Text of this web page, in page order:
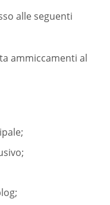
alle seguenti
ammiccamenti al